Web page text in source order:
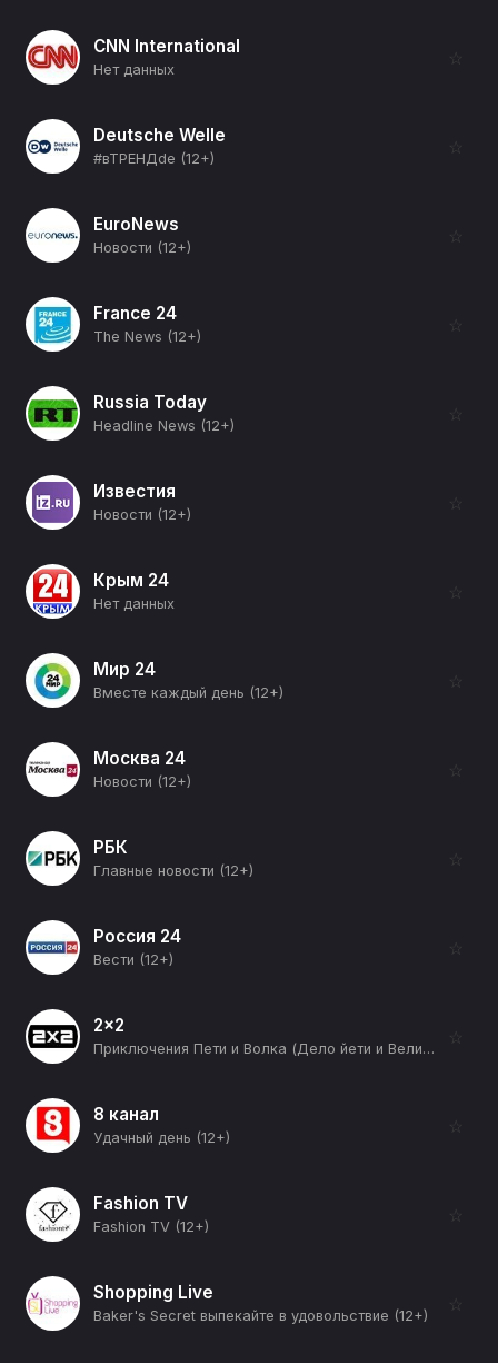
CNN International
Нет данных
☆
Deutsche Welle
#вТРЕНДde (12+)
☆
EuroNews
Новости (12+)
☆
France 24
The News (12+)
☆
Russia Today
Headline News (12+)
☆
Известия
Новости (12+)
☆
Крым 24
Нет данных
☆
Мир 24
Вместе каждый день (12+)
☆
Москва 24
Новости (12+)
☆
РБК
Главные новости (12+)
☆
Россия 24
Вести (12+)
☆
2x2
Приключения Пети и Волка (Дело йети и Великой Книги Вселенной) (12+)
☆
8 канал
Удачный день (12+)
☆
Fashion TV
Fashion TV (12+)
☆
Shopping Live
Baker's Secret выпекайте в удовольствие (12+)
☆